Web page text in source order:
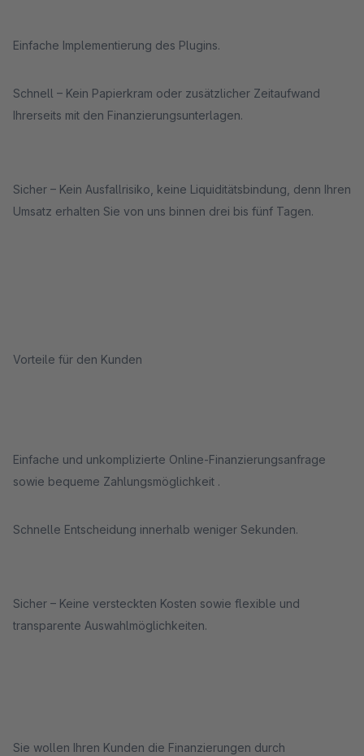
Einfache Implementierung des Plugins.
Schnell – Kein Papierkram oder zusätzlicher Zeitaufwand
Ihrerseits mit den Finanzierungsunterlagen.
Sicher – Kein Ausfallrisiko, keine Liquiditätsbindung, denn Ihren
Umsatz erhalten Sie von uns binnen drei bis fünf Tagen.
Vorteile für den Kunden
Einfache und unkomplizierte Online-Finanzierungsanfrage
sowie bequeme Zahlungsmöglichkeit .
Schnelle Entscheidung innerhalb weniger Sekunden.
Sicher – Keine versteckten Kosten sowie flexible und
transparente Auswahlmöglichkeiten.
Sie wollen Ihren Kunden die Finanzierungen durch